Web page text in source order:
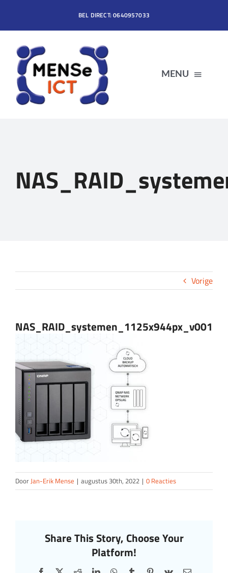
BEL DIRECT: 0640957033
MENU
PRODUCTEN
Vorige
NAS_RAID_systemen_1125x944px_v001
Door Jan-Erik Mense | augustus 30th, 2022 | 0 Reacties
Share This Story, Choose Your
Platform!
Facebook
X RedditLinkedInWhatsApp
TumblrPinterest
Vk
E-